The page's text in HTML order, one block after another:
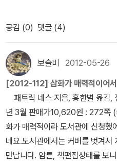
된다. 코너에게 몬스터가 그랬듯
없는 자신의 빈틈이다. (악, 이말
약간 겉멋..) 낮이 아니라 밤에 나
있는 나, 필요한 말만 하지 않고 허
에 질서 있는 삶이 자칫 경직된 삶
친구를 사귀고 세상과 가까워질 수
구하고 진지한 씨가 제일 좋아하
내는 시간이라는 점이다. 진지한
다. * 묵직한 외형 때문에 손이
게 읽으면서 <진지한 씨와 유령
나는 무엇보다 유머가 있는 책을
디오북 : 약 16시간 30분 분량) 5
찾아 읽지 않으려 했으나, 이번에
심을 가지게 되었어요. 게다가 오
는데, 에라곤 시리즈 덕분에 오디
( with 오디오북 : 약 23시간 30분
을수 있었던 책입니다. 책이 두꺼
문제인것 같아요. ( with 오디오
금까지 들어왔던 오디오북 분량
량이 많아지다보니 이런일이.. 그
까지 정신줄 놓지않고 읽을수 있
약 5시간 50분 분량) 이번편은
시 마추픽추에서 돌이켜보기에
설레는 봄바람도 아니고, 쓸쓸한
염은 물러갈 것이다. 더위가 사라
편안하게 자고 나면, 가시처럼 돋
러니 지금은 그저 시간이 가는 것
있는 일은 기다리는 것 외에는
란의 소설이 늘 좋았던 건 아니다.
은, 그 책에 쏟아진 상찬에도 불구
로증에 걸린 그 아이의 마음이 너
리지 않았다. 신간소식을 듣고도
랐지만 어쩌면 가장 쉽게 찾을 수
되었다.
나 또한 코너에 몰렸다.
도 했다. 참지 못할 정도로 목이
로 몰려 눈두덩이 뜨거워졌다. 쏟
페 안이었고, 나는 억지로 참았다.
어야 할 때 울지 못한 후유증으로
앓다 떠나버린 부모를 둔 사람들
판. 죄책감과 이기심에 쩔쩔매는
너무나 나쁜 생각이었으니까.- 나
수한 생각 중 하나. 행동이 아니었
공감 (0) 댓글 (4)
보슬비 2012-05-26
[2012-112] 삽화가 매력적이어
패트릭 네스 지음, 홍한별 옮김,
년 3월 판매가10,620원 : 272
화가 매력적이라 도서관에 신청했
네요.도서관에서는 커버를 벗겨서
만납니다. 암튼, 책편집상태를 보